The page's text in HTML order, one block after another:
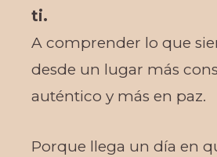
ti.
A comprender lo que
desde un lugar más
auténtico y más en paz.
Porque llega un día en